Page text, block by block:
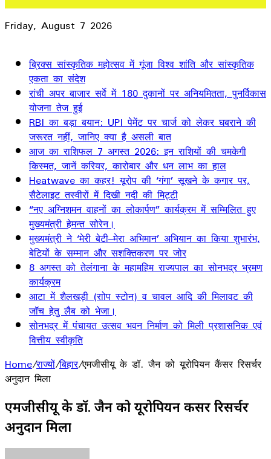
Friday, August 7 2026
ब्रिक्स सांस्कृतिक महोत्सव में गूंजा विश्व शांति और सांस्कृतिक
एकता का संदेश
रांची अपर बाजार सर्वे में 180 दुकानों पर अनियमितता, पुनर्विकास
योजना तेज हुई
RBI का बड़ा बयान: UPI पेमेंट पर चार्ज को लेकर घबराने की
जरूरत नहीं, जानिए क्या है असली बात
आज का राशिफल 7 अगस्त 2026: इन राशियों की चमकेगी
किस्मत, जानें करियर, कारोबार और धन लाभ का हाल
Heatwave का कहर! यूरोप की ‘गंगा’ सूखने के कगार पर,
सैटेलाइट तस्वीरों में दिखी नदी की मिट्टी
“नए अग्निशमन वाहनों का लोकार्पण” कार्यक्रम में सम्मिलित हुए
मुख्यमंत्री हेमन्त सोरेन।
मुख्यमंत्री ने ‘मेरी बेटी–मेरा अभिमान’ अभियान का किया शुभारंभ,
बेटियों के सम्मान और सशक्तिकरण पर जोर
8 अगस्त को तेलंगाना के महामहिम राज्यपाल का सोनभद्र भ्रमण
कार्यक्रम
आटा में शैलखड़ी (राोप स्टोन) व चावल आदि की मिलावट की
जॉच हेतु लैब को भेजा।
सोनभद्र में पंचायत उत्सव भवन निर्माण को मिली प्रशासनिक एवं
वित्तीय स्वीकृति
Home/राज्यों/बिहार/एमजीसीयू के डॉ. जैन को यूरोपियन कैंसर रिसर्चर
अनुदान मिला
एमजीसीयू के डॉ. जैन को यूरोपियन कैंसर रिसर्चर
अनुदान मिला